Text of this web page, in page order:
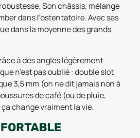
Son châssis, mélange
dans l’ostentatoire. Avec ses
dans la moyenne des grands
à des angles légèrement
n’est pas oublié : double slot
3,5 mm (on ne dit jamais non à
de café (ou de pluie,
change vraiment la vie.